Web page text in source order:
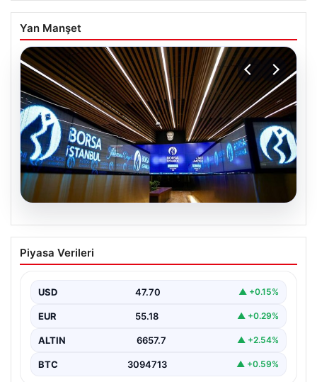
Yan Manşet
Yatırım araçlarının haftalık performansı
nasıl oldu?
Piyasa Verileri
USD 47.70 ▲ +0.15%
EUR 55.18 ▲ +0.29%
ALTIN 6657.7 ▲ +2.54%
BTC 3094713 ▲ +0.59%